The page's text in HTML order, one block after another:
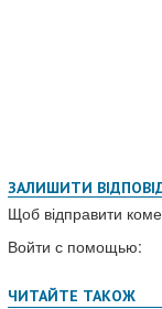
ЗАЛИШИТИ
Щоб відправити
Войти с помощью: